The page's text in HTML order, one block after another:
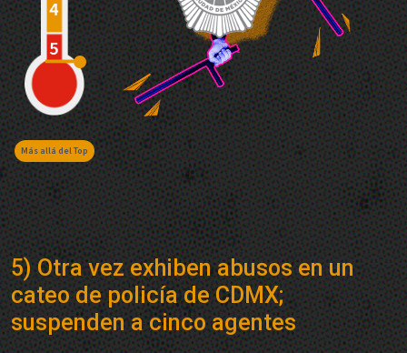
Más allá del Top
5) Otra vez exhiben abusos en un
cateo de policía de CDMX;
suspenden a cinco agentes